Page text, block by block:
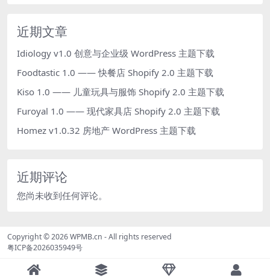
近期文章
Idiology v1.0 创意与企业级 WordPress 主题下载
Foodtastic 1.0 —— 快餐店 Shopify 2.0 主题下载
Kiso 1.0 —— 儿童玩具与服饰 Shopify 2.0 主题下载
Furoyal 1.0 —— 现代家具店 Shopify 2.0 主题下载
Homez v1.0.32 房地产 WordPress 主题下载
近期评论
您尚未收到任何评论。
Copyright © 2026WPMB.cn - All rights reserved
粤ICP备2026035949号